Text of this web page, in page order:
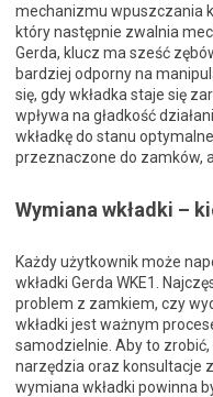
mechanizmu wpuszczania
który następnie zwalnia
Gerda, klucz ma sześć
bardziej odporny na
się, gdy wkładka staje się
wpływa na gładkość
wkładkę do stanu
przeznaczone do zamków,
Wymiana wkładki –
Każdy użytkownik może
wkładki Gerda WKE1.
problem z zamkiem, czy
wkładki jest ważnym
samodzielnie. Aby to
narzędzia oraz konsultacje
wymiana wkładki powinna